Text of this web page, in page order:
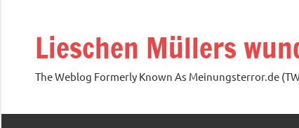
Lieschen Müllers
The Weblog Formerly Known As Meinungsterror.de